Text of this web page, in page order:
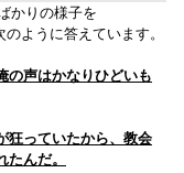
かりの様子を
のように答えています。
の声はかなりひどいも
狂っていたから、教会
んだ。